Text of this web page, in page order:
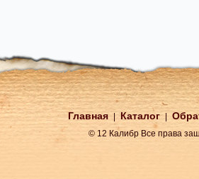
Главная Каталог
© 12 Калибр Все права